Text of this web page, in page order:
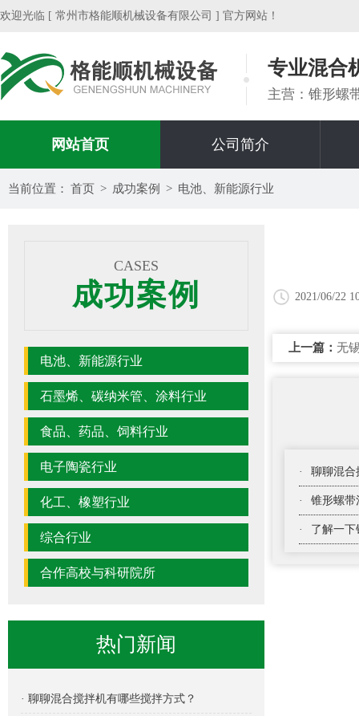
欢迎光临 [ 常州市格能顺机械设备有限公司 ] 官方网站！
专业混合
主营：锥形螺
网站首页 公司简介
当前位置： 首页 > 成功案例 > 电池、新能源行业
CASES
成功案例
电池、新能源行业
石墨烯、碳纳米管、涂料行业
食品、药品、饲料行业
电子陶瓷行业
化工、橡塑行业
综合行业
合作高校与科研院所
热门新闻
· 聊聊混合搅拌机有哪些搅拌方式？
2021/06/22
上一篇： 无
· 聊聊混合
· 锥形螺带
· 了解一